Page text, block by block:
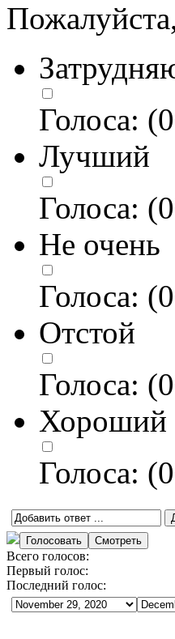
Голоса: (0
Лучший
Голоса: (0
Не очень
Голоса: (0
Отстой
Голоса: (0
Хороший
Голоса: (0
Всего голосов:
Первый голос:
Последний голос: